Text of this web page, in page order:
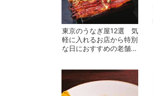
東京のうなぎ屋12選 気
軽に入れるお店から特別
な日におすすめの老舗ま